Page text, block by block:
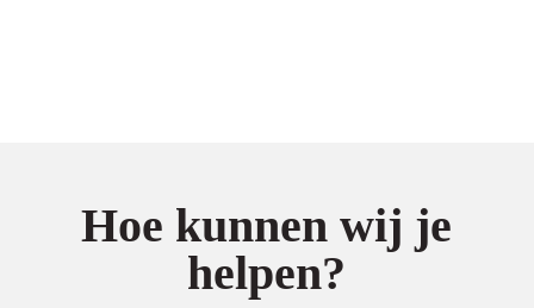
Hoe kunnen wij je
helpen?